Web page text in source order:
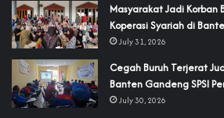
‎Masyarakat Jadi Korban
Koperasi Syariah di
July 31, 2026
Cegah Buruh Terjerat
Banten Gandeng SPSI
July 30, 2026